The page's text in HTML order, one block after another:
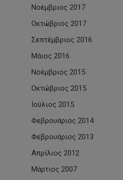
Νοέμβριος 2017
Οκτώβριος 2017
Σεπτέμβριος 2016
Μάιος 2016
Νοέμβριος 2015
Οκτώβριος 2015
Ιούλιος 2015
Φεβρουάριος 2014
Φεβρουάριος 2013
Απρίλιος 2012
Μάρτιος 2007